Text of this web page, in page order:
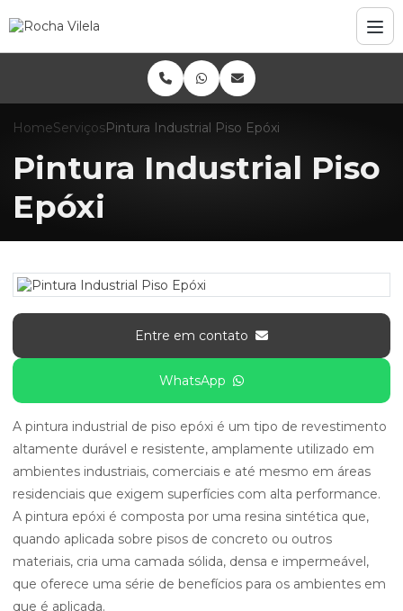
HomeServiçosPintura Industrial Piso Epóxi
Pintura Industrial Piso
Epóxi
Entre em contato
WhatsApp
A pintura industrial de piso epóxi é um tipo de revestimento
altamente durável e resistente, amplamente utilizado em
ambientes industriais, comerciais e até mesmo em áreas
residenciais que exigem superfícies com alta performance.
A pintura epóxi é composta por uma resina sintética que,
quando aplicada sobre pisos de concreto ou outros
materiais, cria uma camada sólida, densa e impermeável,
que oferece uma série de benefícios para os ambientes em
que é aplicada.